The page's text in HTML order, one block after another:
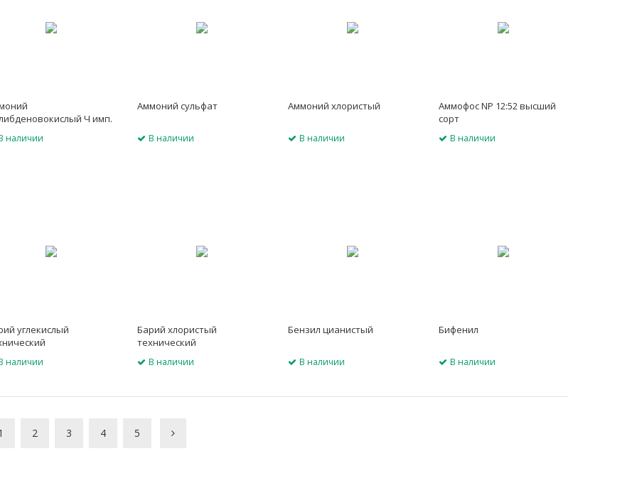
Ч имп.
наличии
Аммоний сульфат
В наличии
Аммоний хлористый
В наличии
Аммофос NP 12:52 высший
сорт
В наличии
углекислый
наличии
Барий хлористый
технический
В наличии
Бензил цианистый
В наличии
Бифенил
В наличии
2 3 4 5